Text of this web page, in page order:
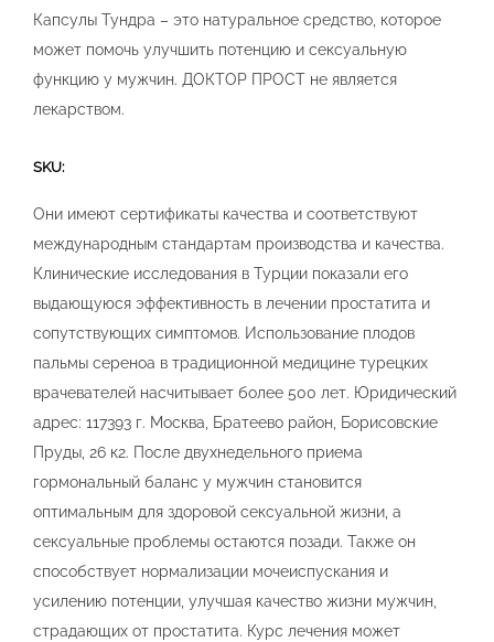
Капсулы Тундра – это натуральное средство, которое
может помочь улучшить потенцию и сексуальную
функцию у мужчин. ДОКТОР ПРОСТ не является
лекарством.
SKU:
Они имеют сертификаты качества и соответствуют
международным стандартам производства и качества.
Клинические исследования в Турции показали его
выдающуюся эффективность в лечении простатита и
сопутствующих симптомов. Использование плодов
пальмы сереноа в традиционной медицине турецких
врачевателей насчитывает более 500 лет. Юридический
адрес: ​117393 г. Москва, Братеево район, Борисовские
Пруды, 26 к2. После двухнедельного приема
гормональный баланс у мужчин становится
оптимальным для здоровой сексуальной жизни, а
сексуальные проблемы остаются позади. Также он
способствует нормализации мочеиспускания и
усилению потенции, улучшая качество жизни мужчин,
страдающих от простатита. Курс лечения может